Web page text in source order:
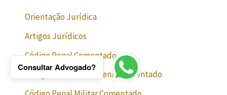
Orientação Jurídica
Artigos Jurídicos
Código Penal Comentado
Código de Processo Penal Comentado
Consultar Advogado?